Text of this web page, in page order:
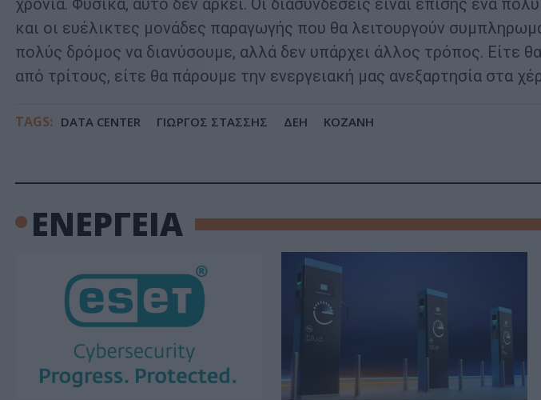
χρόνια. Φυσικά, αυτό δεν αρκεί. Οι διασυνδέσεις είναι επίσης ένα
και οι ευέλικτες μονάδες παραγωγής που θα λειτουργούν
πολύς δρόμος να διανύσουμε, αλλά δεν υπάρχει άλλος τρόπος. Είτε
από τρίτους, είτε θα πάρουμε την ενεργειακή μας ανεξαρτησία στα
TAGS: DATA CENTER ΓΙΩΡΓΟΣ ΣΤΑΣΣΗΣ ΔΕΗ ΚΟΖΑΝΗ
ΕΝΕΡΓΕΙΑ